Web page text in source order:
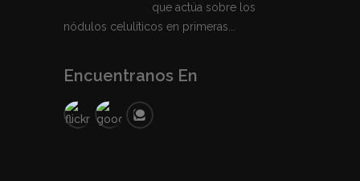
que actúa sobre los
nódulos celulíticos en primeras...
Encuentranos En